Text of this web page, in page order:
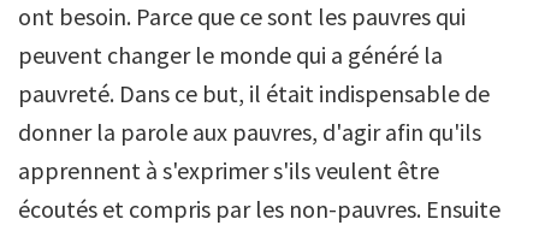
ont besoin. Parce que ce sont les pauvres qui
peuvent changer le monde qui a généré la
pauvreté. Dans ce but, il était indispensable de
donner la parole aux pauvres, d'agir afin qu'ils
apprennent à s'exprimer s'ils veulent être
écoutés et compris par les non-pauvres. Ensuite